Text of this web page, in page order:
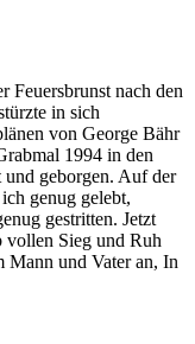
Feuersbrunst nach den
in sich
von George Bähr
1994 in den
geborgen. Auf der
genug gelebt,
gestritten. Jetzt
vollen Sieg und Ruh
Mann und Vater an, In